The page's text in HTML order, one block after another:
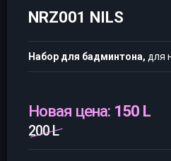
NRZ001 NILS
Набор для бадминтона, для
Новая цена: 150 L
200 L